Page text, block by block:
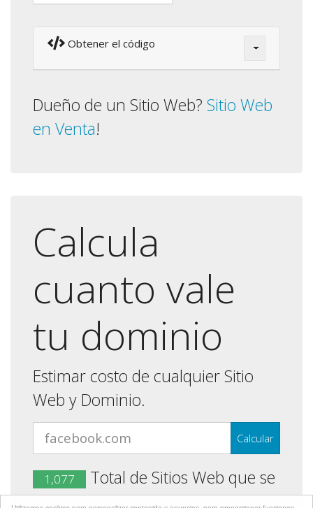
Obtener el código
Dueño de un Sitio Web? Sitio Web
en Venta!
Calcula
cuanto vale
tu dominio
Estimar costo de cualquier Sitio
Web y Dominio.
1,077
Total de Sitios Web que se
ha calculado su precio.